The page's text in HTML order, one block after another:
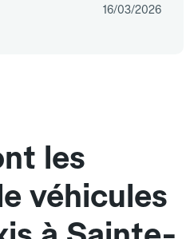
16/03/2026
les
véhicules